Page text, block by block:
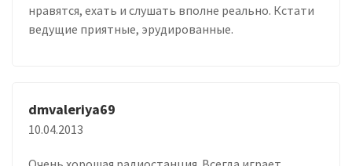
нравятся, ехать и слушать вполне реально. Кстати
ведущие приятные, эрудированные.
dmvaleriya69
10.04.2013